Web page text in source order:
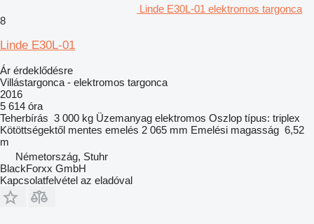
Linde E30L-01 elektromos targonca
8
Linde E30L-01
Ár érdeklődésre
Villástargonca - elektromos targonca
2016
5 614 óra
Teherbírás 3 000 kg Üzemanyag elektromos Oszlop típus: triplex
Kötöttségektől mentes emelés 2 065 mm Emelési magasság 6,52
m
Németország, Stuhr
BlackForxx GmbH
Kapcsolatfelvétel az eladóval